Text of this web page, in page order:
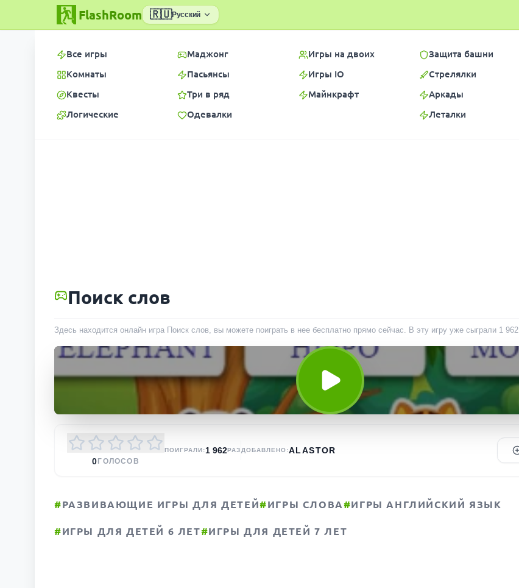
FlashRoom 🇷🇺Русский
Все игры
Комнаты
Квесты
Логические
Маджонг
Пасьянсы
Три в ряд
Одевалки
Игры на двоих
Игры IO
Майнкрафт
Защита башни
Стрелялки
Аркады
Леталки
Поиск слов
Здесь находится онлайн игра Поиск слов, вы можете поиграть в нее бесплатно прямо сейчас. В эту игру уже сыграли 1 962
0 ГОЛОСОВ
ПОИГРАЛИ:1 962РАЗ ДОБАВЛЕНО:ALASTOR
#РАЗВИВАЮЩИЕ ИГРЫ ДЛЯ ДЕТЕЙ#ИГРЫ СЛОВА#ИГРЫ АНГЛИЙСКИЙ ЯЗЫК
#ИГРЫ ДЛЯ ДЕТЕЙ 6 ЛЕТ#ИГРЫ ДЛЯ ДЕТЕЙ 7 ЛЕТ